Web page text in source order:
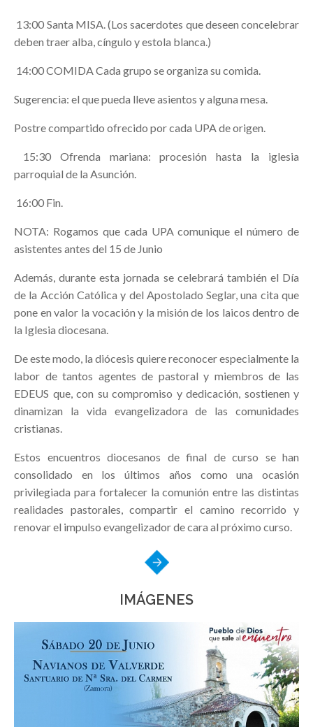
13:00 Santa MISA. (Los sacerdotes que deseen concelebrar
deben traer alba, cíngulo y estola blanca.)
14:00 COMIDA Cada grupo se organiza su comida.
Sugerencia: el que pueda lleve asientos y alguna mesa.
Postre compartido ofrecido por cada UPA de origen.
15:30 Ofrenda mariana: procesión hasta la iglesia
parroquial de la Asunción.
16:00 Fin.
NOTA: Rogamos que cada UPA comunique el número de
asistentes antes del 15 de Junio
Además, durante esta jornada se celebrará también el Día
de la Acción Católica y del Apostolado Seglar, una cita que
pone en valor la vocación y la misión de los laicos dentro de
la Iglesia diocesana.
De este modo, la diócesis quiere reconocer especialmente la
labor de tantos agentes de pastoral y miembros de las
EDEUS que, con su compromiso y dedicación, sostienen y
dinamizan la vida evangelizadora de las comunidades
cristianas.
Estos encuentros diocesanos de final de curso se han
consolidado en los últimos años como una ocasión
privilegiada para fortalecer la comunión entre las distintas
realidades pastorales, compartir el camino recorrido y
renovar el impulso evangelizador de cara al próximo curso.
IMÁGENES